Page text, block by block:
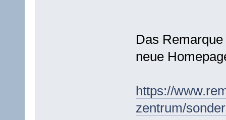
Das
neue
https://
zentrum/